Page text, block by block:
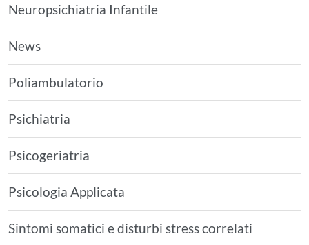
Neuropsichiatria Infantile
News
Poliambulatorio
Psichiatria
Psicogeriatria
Psicologia Applicata
Sintomi somatici e disturbi stress correlati